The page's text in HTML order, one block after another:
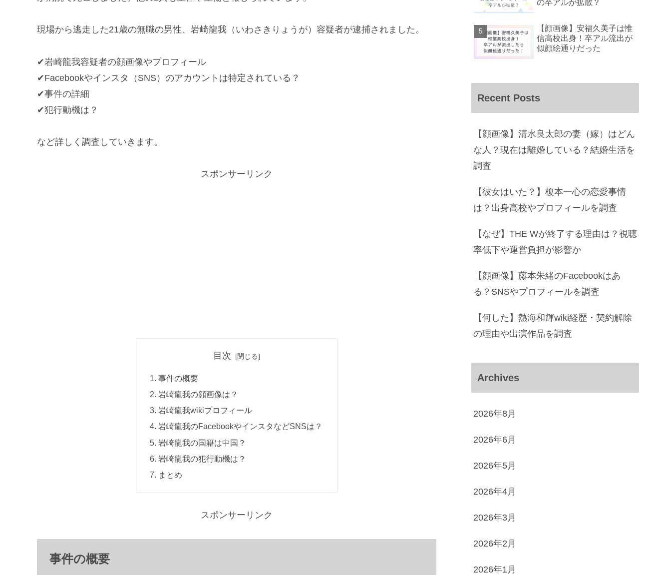
現場から逃走した21歳の無職の男性、岩崎龍我（いわさきりょうが）容疑者が逮捕されました。
✔岩崎龍我容疑者の顔画像やプロフィール
✔Facebookやインスタ（SNS）のアカウントは特定されている？
✔事件の詳細
✔犯行動機は？
など詳しく調査していきます。
スポンサーリンク
目次
事件の概要
岩崎龍我の顔画像は？
岩崎龍我wikiプロフィール
岩崎龍我のFacebookやインスタなどSNSは？
岩崎龍我の国籍は中国？
岩崎龍我の犯行動機は？
まとめ
スポンサーリンク
事件の概要
の卒アルが拡散？
【顔画像】安福久美子は惟
信高校出身！卒アル流出が
似顔絵通りだった
Recent Posts
【顔画像】清水良太郎の妻（嫁）はどん
な人？現在は離婚している？結婚生活を
調査
【彼女はいた？】榎本一心の恋愛事情
は？出身高校やプロフィールを調査
【なぜ】THE Wが終了する理由は？視聴
率低下や運営負担が影響か
【顔画像】藤本朱緒のFacebookはあ
る？SNSやプロフィールを調査
【何した】熱海和輝wiki経歴・契約解除
の理由や出演作品を調査
Archives
2026年8月
2026年6月
2026年5月
2026年4月
2026年3月
2026年2月
2026年1月